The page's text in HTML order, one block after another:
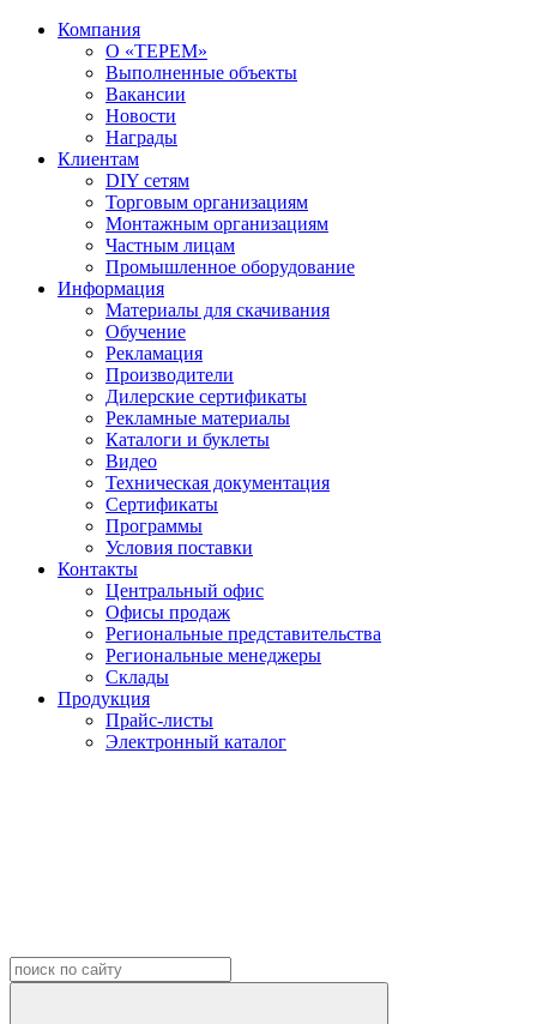
Компания
О «ТЕРЕМ»
Выполненные объекты
Вакансии
Новости
Награды
Клиентам
DIY сетям
Торговым организациям
Монтажным организациям
Частным лицам
Промышленное оборудование
Информация
Материалы для скачивания
Обучение
Рекламация
Производители
Дилерские сертификаты
Рекламные материалы
Каталоги и буклеты
Видео
Техническая документация
Сертификаты
Программы
Условия поставки
Контакты
Центральный офис
Офисы продаж
Региональные представительства
Региональные менеджеры
Склады
Продукция
Прайс-листы
Электронный каталог